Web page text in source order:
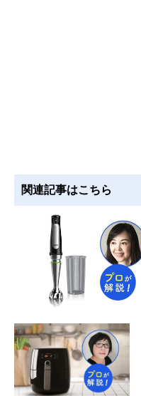
関連記事はこちら